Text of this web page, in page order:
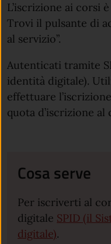
L’iscrizione ai corsi
Trovi il pulsante di
al servizio”.
Autenticati tramite
identità digitale).
effettuare
quota d’iscrizione al
Cosa serve
Per iscriverti al
digitale SPID (il
digitale).